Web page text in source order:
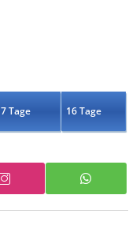
7 Tage 16 Tage